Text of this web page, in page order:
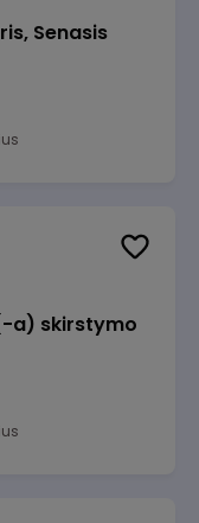
Senasis
a) skirstymo